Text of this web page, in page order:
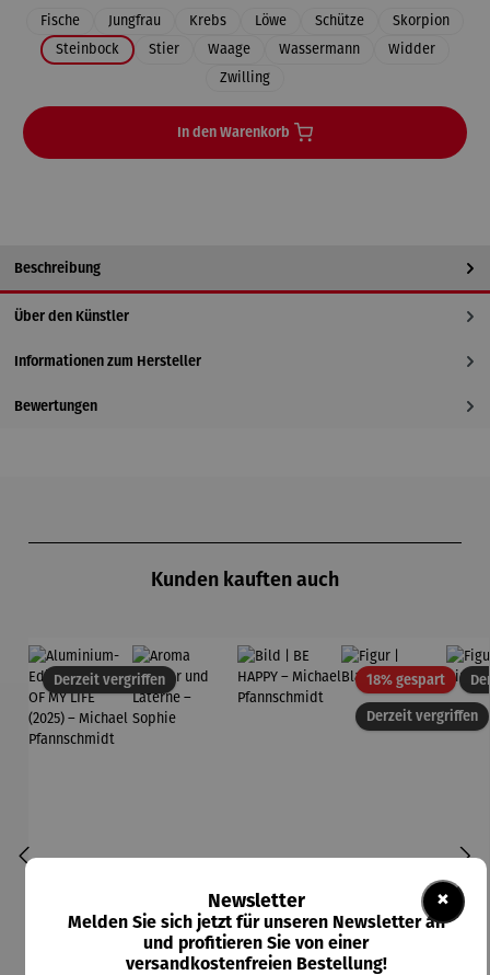
Fische Jungfrau Krebs Löwe Schütze
Skorpion
Steinbock
Stier Waage Wassermann
Widder
Zwilling
In den Warenkorb
Beschreibung
Über den Künstler
Informationen zum Hersteller
Bewertungen
Kunden kauften auch
Derzeit vergriffen
Derzeit vergriffen
18% gespartRabatt
×
Newsletter
Melden Sie sich jetzt für unseren Newsletter an
und profitieren Sie von einer
versandkostenfreien Bestellung!